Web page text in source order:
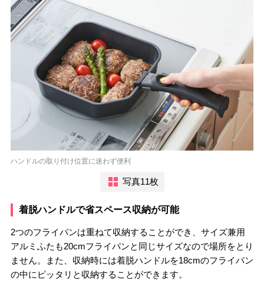
ハンドルの取り付け位置に迷わず便利
写真11枚
着脱ハンドルで省スペース収納が可能
2つのフライパンは重ねて収納することができ、サイズ兼用
アルミふたも20cmフライパンと同じサイズなので場所をとり
ません。また、収納時には着脱ハンドルを18cmのフライパン
の中にピッタリと収納することができます。